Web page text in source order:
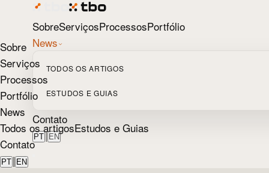
SobreServiçosProcessosPortfólio
News
TODOS OS ARTIGOS
ESTUDOS E GUIAS
Contato
PT| EN
Sobre
Serviços
Processos
Portfólio
News
Todos os artigosEstudos e Guias
Contato
PT | EN